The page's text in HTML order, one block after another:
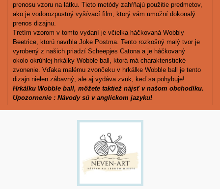
prenosu vzoru na látku. Tieto metódy zahŕňajú použitie predmetov,
ako je vodorozpustný vyšívací film, ktorý vám umožní dokonalý
prenos dizajnu.
Tretím vzorom v tomto vydaní je včielka háčkovaná Wobbly
Beetrice, ktorú navrhla Joke Postma. Tento rozkošný malý tvor je
vyrobený z našich priadzí Scheepjes Catona a je háčkovaný
okolo okrúhlej hrkálky Wobble ball, ktorá má charakteristické
zvonenie. Vďaka malému zvončeku v hrkálke Wobble ball je tento
dizajn nielen zábavný, ale aj vydáva zvuk, keď sa pohybuje!
Hrkálku Wobble ball, môžete taktiež nájsť v našom obchodíku.
Upozornenie : Návody sú v anglickom jazyku!